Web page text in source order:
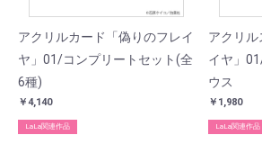
アクリルカード「偽りのフレイ
ヤ」01/コンプリートセット(全
6種)
￥4,140
LaLa関連作品
アクリル
イヤ」
ウス
￥1,980
LaLa関連作品